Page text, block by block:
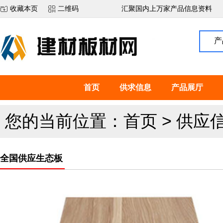
收藏本页 二维码 汇聚国内上万家产品信息资料
首页 供求信息 产品展厅
您的当前位置： 首页 > 供应
全国供应生态板